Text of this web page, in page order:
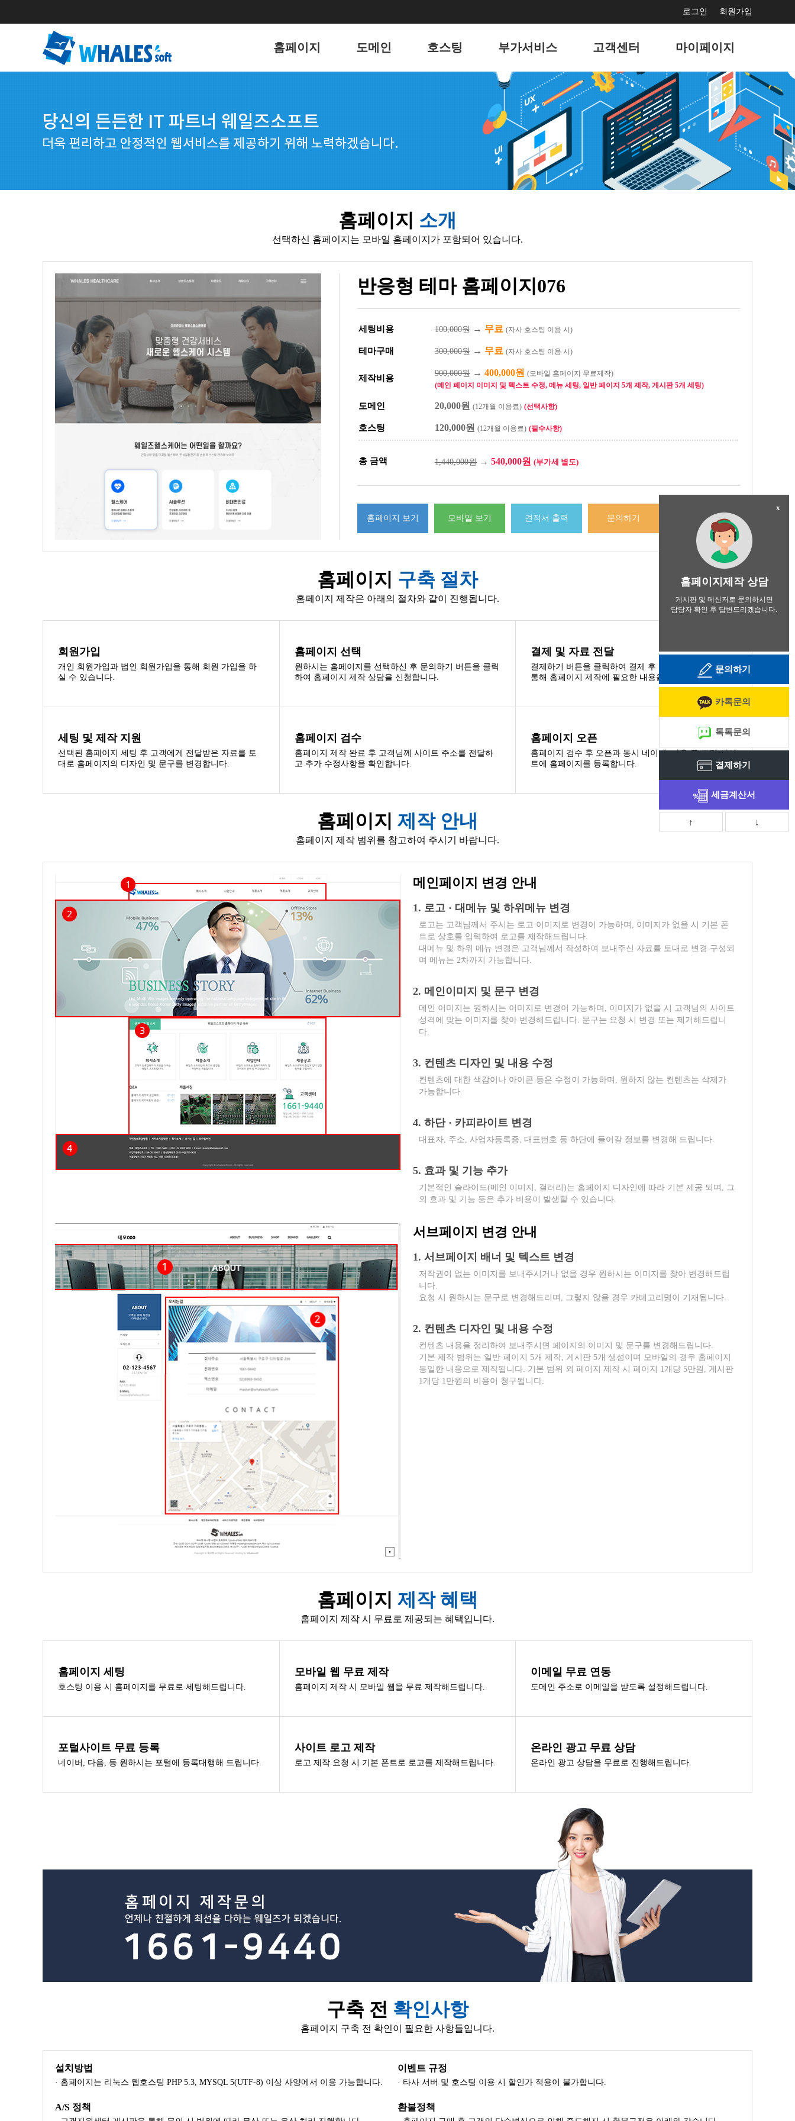
회원가입
로그인
마이페이지
서비스 사용현황
회원정보 관리
나의 서비스 관리
나의 도메인 관리
고객센터
공지사항
문의게시판
고객지원게시판
자주묻는 질문
이벤트
부가서비스
유지보수
키워드광고
블로그마케팅
언론홍보
전자결제
호스팅
도메인
홈페이지
포트폴리오
홈페이지 소개
선택하신 홈페이지는 모바일 홈페이지가 포함되어 있습니다.
반응형 테마 홈페이지076
세팅비용 100,000원 → 무료 (자사 호스팅 이용 시)
테마구매 300,000원 → 무료 (자사 호스팅 이용 시)
제작비용
900,000원 → 400,000원 (모바일 홈페이지 무료제작)
(메인 페이지 이미지 및 텍스트 수정, 메뉴 세팅, 일반 페이지 5개 제작, 게시판 5개 세팅)
도메인 20,000원 (12개월 이용료) (선택사항)
호스팅 120,000원 (12개월 이용료) (필수사항)
총 금액 1,440,000원 → 540,000원 (부가세 별도)
홈페이지 보기 모바일 보기 견적서 출력 문의하기 결제하기
홈페이지 구축 절차
홈페이지 제작은 아래의 절차와 같이 진행됩니다.
회원가입
개인 회원가입과 법인 회원가입을 통해 회원 가입을 하
실 수 있습니다.
홈페이지 선택
원하시는 홈페이지를 선택하신 후 문의하기 버튼을 클릭
하여 홈페이지 제작 상담을 신청합니다.
결제 및 자료 전달
결제하기 버튼을 클릭하여 결제 후 고객지원 게시판을
통해 홈페이지 제작에 필요한 내용을 첨부합니다.
세팅 및 제작 지원
선택된 홈페이지 세팅 후 고객에게 전달받은 자료를 토
대로 홈페이지의 디자인 및 문구를 변경합니다.
홈페이지 검수
홈페이지 제작 완료 후 고객님께 사이트 주소를 전달하
고 추가 수정사항을 확인합니다.
홈페이지 오픈
홈페이지 검수 후 오픈과 동시 네이버, 다음 등 포털 사이
트에 홈페이지를 등록합니다.
홈페이지 제작 안내
홈페이지 제작 범위를 참고하여 주시기 바랍니다.
메인페이지 변경 안내
1. 로고 · 대메뉴 및 하위메뉴 변경
로고는 고객님께서 주시는 로고 이미지로 변경이 가능하며, 이미지가 없을 시 기본 폰
트로 상호를 입력하여 로고를 제작해드립니다.
대메뉴 및 하위 메뉴 변경은 고객님께서 작성하여 보내주신 자료를 토대로 변경 구성되
며 메뉴는 2차까지 가능합니다.
2. 메인이미지 및 문구 변경
메인 이미지는 원하시는 이미지로 변경이 가능하며, 이미지가 없을 시 고객님의 사이트
성격에 맞는 이미지를 찾아 변경해드립니다. 문구는 요청 시 변경 또는 제거해드립니
다.
3. 컨텐츠 디자인 및 내용 수정
컨텐츠에 대한 색감이나 아이콘 등은 수정이 가능하며, 원하지 않는 컨텐츠는 삭제가
가능합니다.
4. 하단 · 카피라이트 변경
대표자, 주소, 사업자등록증, 대표번호 등 하단에 들어갈 정보를 변경해 드립니다.
5. 효과 및 기능 추가
기본적인 슬라이드(메인 이미지, 갤러리)는 홈페이지 디자인에 따라 기본 제공 되며, 그
외 효과 및 기능 등은 추가 비용이 발생할 수 있습니다.
서브페이지 변경 안내
1. 서브페이지 배너 및 텍스트 변경
저작권이 없는 이미지를 보내주시거나 없을 경우 원하시는 이미지를 찾아 변경해드립
니다.
요청 시 원하시는 문구로 변경해드리며, 그렇지 않을 경우 카테고리명이 기재됩니다.
2. 컨텐츠 디자인 및 내용 수정
컨텐츠 내용을 정리하여 보내주시면 페이지의 이미지 및 문구를 변경해드립니다.
기본 제작 범위는 일반 페이지 5개 제작, 게시판 5개 생성이며 모바일의 경우 홈페이지
동일한 내용으로 제작됩니다. 기본 범위 외 페이지 제작 시 페이지 1개당 5만원, 게시판
1개당 1만원의 비용이 청구됩니다.
홈페이지 제작 혜택
홈페이지 제작 시 무료로 제공되는 혜택입니다.
홈페이지 세팅
호스팅 이용 시 홈페이지를 무료로 세팅해드립니다.
모바일 웹 무료 제작
홈페이지 제작 시 모바일 웹을 무료 제작해드립니다.
이메일 무료 연동
도메인 주소로 이메일을 받도록 설정해드립니다.
포털사이트 무료 등록
네이버, 다음, 등 원하시는 포털에 등록대행해 드립니다.
사이트 로고 제작
로고 제작 요청 시 기본 폰트로 로고를 제작해드립니다.
온라인 광고 무료 상담
온라인 광고 상담을 무료로 진행해드립니다.
구축 전 확인사항
홈페이지 구축 전 확인이 필요한 사항들입니다.
설치방법
· 홈페이지는 리눅스 웹호스팅 PHP 5.3, MYSQL 5(UTF-8) 이상 사양에서 이용 가능합니다.
이벤트 규정
· 타사 서버 및 호스팅 이용 시 할인가 적용이 불가합니다.
A/S 정책 환불정책
x
홈페이지제작 상담
게시판 및 메신저로 문의하시면
담당자 확인 후 답변드리겠습니다.
문의하기
카톡문의
톡톡문의
결제하기
세금계산서
↑ ↓